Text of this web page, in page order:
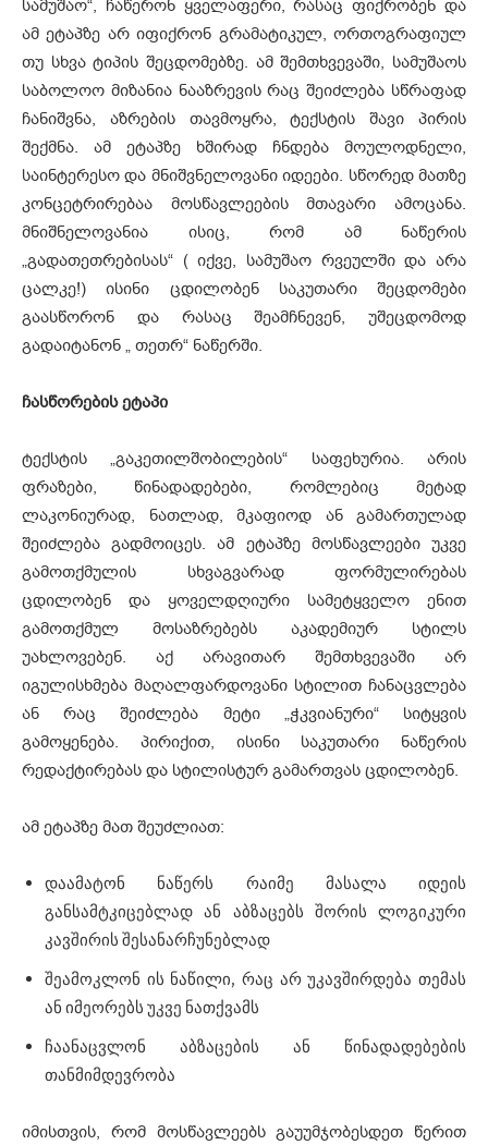
სამუშაო“, ჩაწერონ ყველაფერი, რასაც ფიქრობენ და
ამ ეტაპზე არ იფიქრონ გრამატიკულ, ორთოგრაფიულ
თუ სხვა ტიპის შეცდომებზე. ამ შემთხვევაში, სამუშაოს
საბოლოო მიზანია ნააზრევის რაც შეიძლება სწრაფად
ჩანიშვნა, აზრების თავმოყრა, ტექსტის შავი პირის
შექმნა. ამ ეტაპზე ხშირად ჩნდება მოულოდნელი,
საინტერესო და მნიშვნელოვანი იდეები. სწორედ მათზე
კონცეტრირებაა მოსწავლეების მთავარი ამოცანა.
მნიშნელოვანია ისიც, რომ ამ ნაწერის
„გადათეთრებისას“ ( იქვე, სამუშაო რვეულში და არა
ცალკე!) ისინი ცდილობენ საკუთარი შეცდომები
გაასწორონ და რასაც შეამჩნევენ, უშეცდომოდ
გადაიტანონ „ თეთრ“ ნაწერში.
ჩასწორების ეტაპი
ტექსტის „გაკეთილშობილების“ საფეხურია. არის
ფრაზები, წინადადებები, რომლებიც მეტად
ლაკონიურად, ნათლად, მკაფიოდ ან გამართულად
შეიძლება გადმოიცეს. ამ ეტაპზე მოსწავლეები უკვე
გამოთქმულის სხვაგვარად ფორმულირებას
ცდილობენ და ყოველდღიური სამეტყველო ენით
გამოთქმულ მოსაზრებებს აკადემიურ სტილს
უახლოვებენ. აქ არავითარ შემთხვევაში არ
იგულისხმება მაღალფარდოვანი სტილით ჩანაცვლება
ან რაც შეიძლება მეტი „ჭკვიანური“ სიტყვის
გამოყენება. პირიქით, ისინი საკუთარი ნაწერის
რედაქტირებას და სტილისტურ გამართვას ცდილობენ.
ამ ეტაპზე მათ შეუძლიათ:
დაამატონ ნაწერს რაიმე მასალა იდეის
განსამტკიცებლად ან აბზაცებს შორის ლოგიკური
კავშირის შესანარჩუნებლად
შეამოკლონ ის ნაწილი, რაც არ უკავშირდება თემას
ან იმეორებს უკვე ნათქვამს
ჩაანაცვლონ აბზაცების ან წინადადებების
თანმიმდევრობა
იმისთვის, რომ მოსწავლეებს გაუუმჯობესდეთ წერით